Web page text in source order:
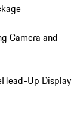
Camera and
Head-Up Display